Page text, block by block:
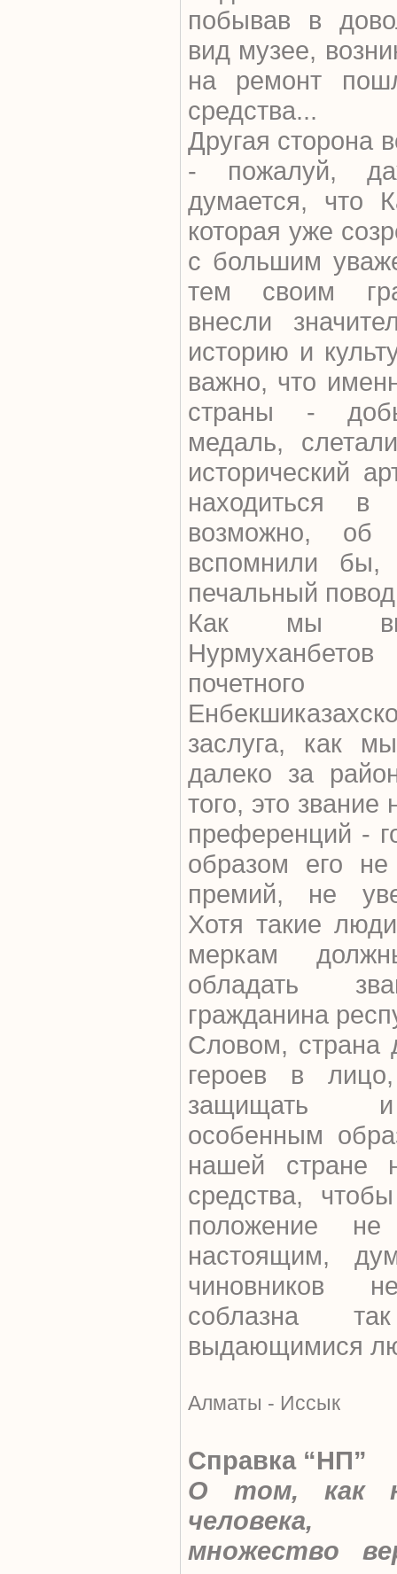
побывав в
вид музее,
на ремонт
средства...
Другая сторона
- пожалуй,
думается, что
которая уже
с большим
тем своим
внесли
историю и
важно, что
страны -
медаль,
исторический
находиться
возможно,
вспомнили
печальный
Как мы
заслуга, как
далеко за
того, это звание
преференций -
образом его
премий, не
Хотя такие
меркам
обладать
гражданина
Словом, страна
героев в
защищать и
особенным
нашей стране
средства,
положение
настоящим,
чиновников
соблазна
выдающимися
Алматы - Иссык
Справка “НП”
О том, как
множество